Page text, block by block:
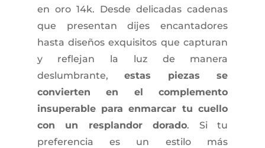
en oro 14k. Desde delicadas cadenas
que presentan dijes encantadores
hasta diseños exquisitos que capturan
y reflejan la luz de manera
deslumbrante,estas piezas se
convierten en el complemento
insuperable para enmarcar tu cuello
con un resplandor dorado. Si tu
preferencia es un estilo más